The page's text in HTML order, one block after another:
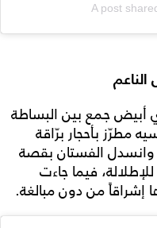
A post
أبيض جمع بين البساطة
مطرّز بأحجار برّاقة
الفستان بقصة
فيما جاءت
إشراقاً من دون مبالغة.